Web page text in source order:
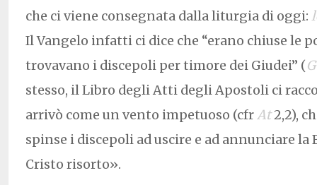
che ci viene consegnata dalla liturgia di oggi:
Il Vangelo infatti ci dice che “erano chiuse le
trovavano i discepoli per timore dei Giudei” (
stesso, il Libro degli Atti degli Apostoli ci
arrivò come un vento impetuoso (cfrAt2,2),
spinse i discepoli ad uscire e ad annunciare la
Cristo risorto».